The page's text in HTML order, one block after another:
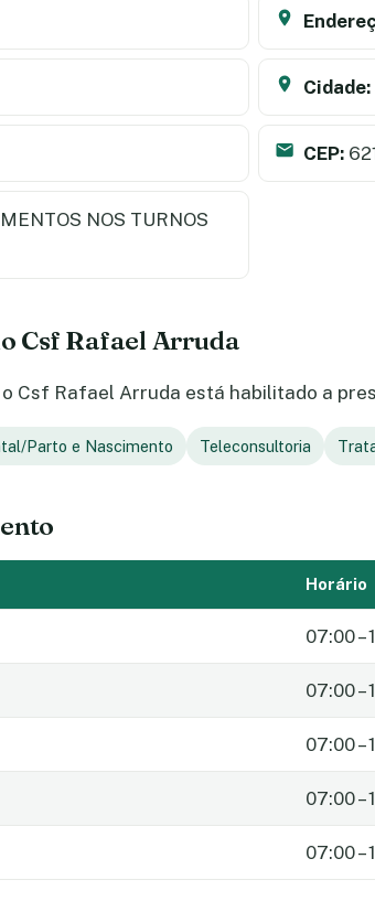
Cidade:
CEP:
NOS TURNOS
Csf Rafael Arruda
Csf Rafael Arruda está habilitado a
Parto e Nascimento Teleconsultoria
Horário
07:00 –
07:00 –
07:00 –
07:00 –
07:00 –